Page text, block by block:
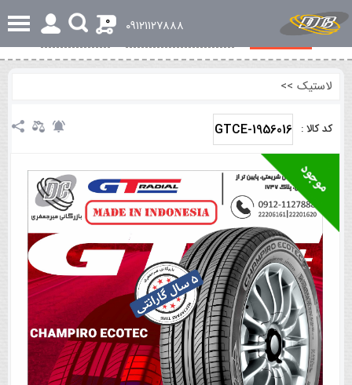
٠٩١٢١١٢٧٨٨٨ 0
مشخصات کلی بررسی تخصصی و اجمالی محصولات مرتبط
نظرات
لاستیک >>
کد کالا : GTCE-1956016